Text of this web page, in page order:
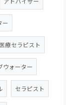
ー
医療セラピスト
ウォーター
セラピスト